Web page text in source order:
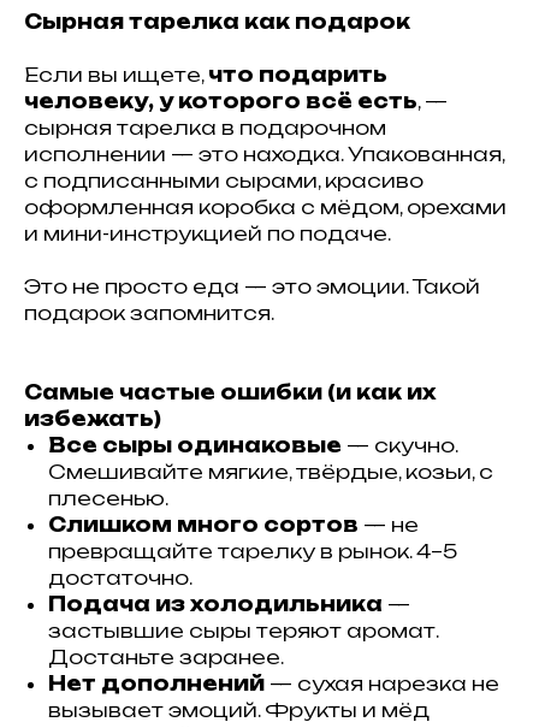
Сырная тарелка как подарок
Если вы ищете, что подарить
человеку, у которого всё есть, —
сырная тарелка в подарочном
исполнении — это находка. Упакованная,
с подписанными сырами, красиво
оформленная коробка с мёдом, орехами
и мини-инструкцией по подаче.
Это не просто еда — это эмоции. Такой
подарок запомнится.
Самые частые ошибки (и как их
избежать)
Все сыры одинаковые — скучно.
Смешивайте мягкие, твёрдые, козьи, с
плесенью.
Слишком много сортов — не
превращайте тарелку в рынок. 4–5
достаточно.
Подача из холодильника —
застывшие сыры теряют аромат.
Достаньте заранее.
Нет дополнений — сухая нарезка не
вызывает эмоций. Фрукты и мёд